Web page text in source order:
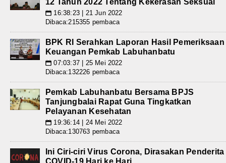
12 Tahun 2022 Tentang Kekerasan Seksual
📅 16:38:23 | 21 Jun 2022
Dibaca:215355 pembaca
BPK RI Serahkan Laporan Hasil Pemeriksaan
Keuangan Pemkab Labuhanbatu
📅 07:03:37 | 25 Mei 2022
Dibaca:132226 pembaca
Pemkab Labuhanbatu Bersama BPJS
Tanjungbalai Rapat Guna Tingkatkan
Pelayanan Kesehatan
📅 19:36:14 | 24 Mei 2022
Dibaca:130763 pembaca
Ini Ciri-ciri Virus Corona, Dirasakan Penderita